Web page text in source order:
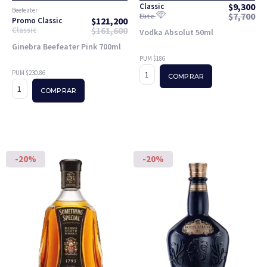
Beefeater
Promo Classic $121,200
Classic $161,600
Ginebra Beefeater Pink 700ml
PUM $230.86
COMPRAR
Classic $9,300
Elite $7,700
Vodka Absolut 50ml
PUM $186
COMPRAR
-20% -20%